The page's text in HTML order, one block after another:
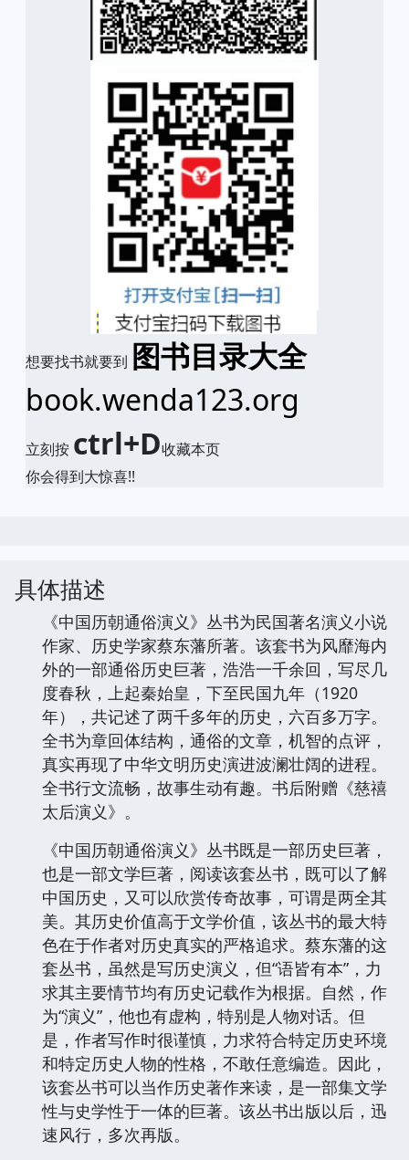
想要找书就要到 图书目录大全
book.wenda123.org
立刻按 ctrl+D收藏本页
你会得到大惊喜!!
具体描述
《中国历朝通俗演义》丛书为民国著名演义小说
作家、历史学家蔡东藩所著。该套书为风靡海内
外的一部通俗历史巨著，浩浩一千余回，写尽几
度春秋，上起秦始皇，下至民国九年（1920
年），共记述了两千多年的历史，六百多万字。
全书为章回体结构，通俗的文章，机智的点评，
真实再现了中华文明历史演进波澜壮阔的进程。
全书行文流畅，故事生动有趣。书后附赠《慈禧
太后演义》。
《中国历朝通俗演义》丛书既是一部历史巨著，
也是一部文学巨著，阅读该套丛书，既可以了解
中国历史，又可以欣赏传奇故事，可谓是两全其
美。其历史价值高于文学价值，该丛书的最大特
色在于作者对历史真实的严格追求。蔡东藩的这
套丛书，虽然是写历史演义，但“语皆有本”，力
求其主要情节均有历史记载作为根据。自然，作
为“演义”，他也有虚构，特别是人物对话。但
是，作者写作时很谨慎，力求符合特定历史环境
和特定历史人物的性格，不敢任意编造。因此，
该套丛书可以当作历史著作来读，是一部集文学
性与史学性于一体的巨著。该丛书出版以后，迅
速风行，多次再版。